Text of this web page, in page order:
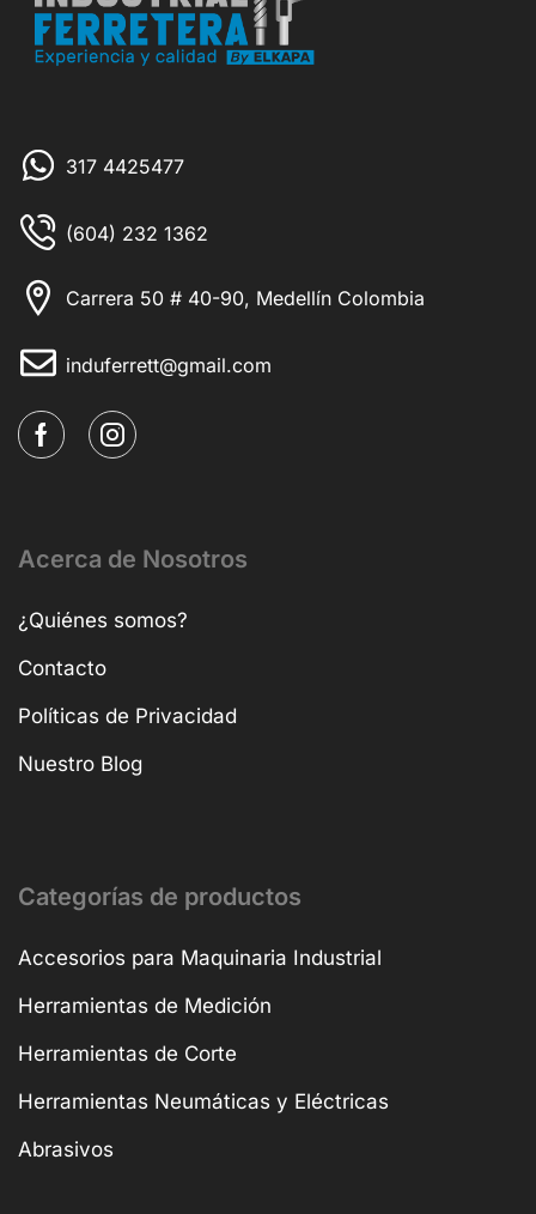
317 4425477
(604) 232 1362
Carrera 50 # 40-90, Medellín Colombia
induferrett@gmail.com
Acerca de Nosotros
¿Quiénes somos?
Contacto
Políticas de Privacidad
Nuestro Blog
Categorías de productos
Accesorios para Maquinaria Industrial
Herramientas de Medición
Herramientas de Corte
Herramientas Neumáticas y Eléctricas
Abrasivos